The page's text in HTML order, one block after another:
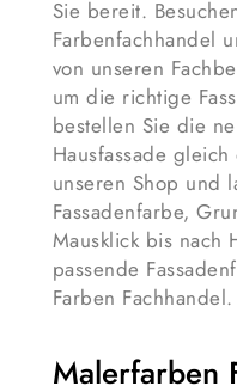
Sie bereit.
Farbenfachhandel
von unseren
um die richtige
bestellen Sie die
Hausfassade
unseren Shop und
Fassadenfarbe,
Mausklick bis nach
passende
Farben Fachhandel.
Malerfarben